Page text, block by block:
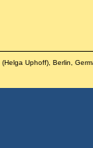
(Helga Uphoff), Berlin,